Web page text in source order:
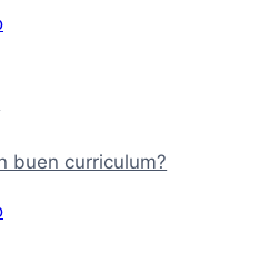
buen curriculum?